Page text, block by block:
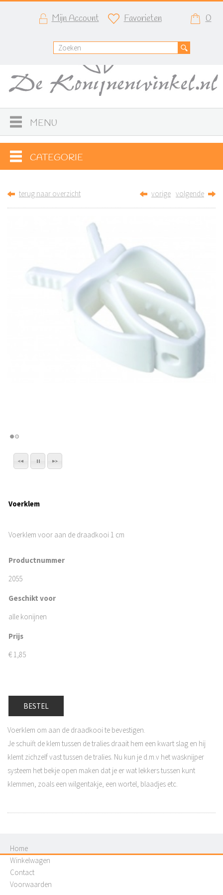
Mijn Account Favorieten 0
MENU
CATEGORIE
terug naar overzicht vorige volgende
Voerklem
Voerklem voor aan de draadkooi 1 cm
Productnummer
2055
Geschikt voor
alle konijnen
Prijs
€ 1,85
BESTEL
Voerklem om aan de draadkooi te bevestigen.
Je schuift de klem tussen de tralies draait hem een kwart slag en hij
klemt zichzelf vast tussen de tralies. Nu kun je d.m.v het wasknijper
systeem het bekje open maken dat je er wat lekkers tussen kunt
klemmen, zoals een wilgentakje, een wortel, blaadjes etc.
Home
Winkelwagen
Contact
Voorwaarden